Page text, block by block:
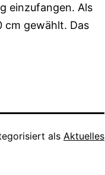
einzufangen. Als
cm gewählt. Das
als Aktuelles